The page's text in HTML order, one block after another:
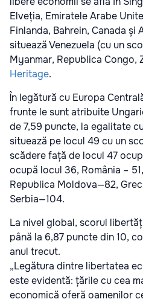
Elveția, Emiratele Arabe
Finlanda, Bahrein, Canada și
situează Venezuela (cu un
Myanmar, Republica Congo,
Heritage.
În legătură cu Europa
frunte le sunt atribuite
de 7,59 puncte, la egalitate
situează pe locul 49 cu un
scădere față de locul 47
ocupă locul 36, România –
Republica Moldova—82,
Serbia—104.
La nivel global, scorul
până la 6,87 puncte din 10,
anul trecut.
„Legătura dintre libertatea
este evidentă: țările cu cea
economică oferă oamenilor